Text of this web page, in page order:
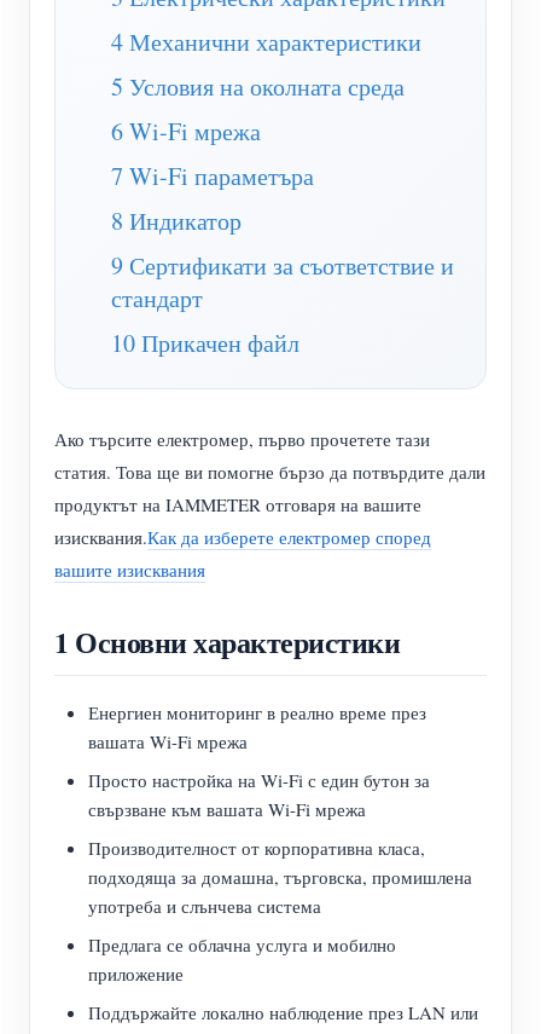
WiFi контролер за захранване
IAMMETER Cloud Pro
Услуга за самостоятелно хостване
EV зарядно устройство
IAMMETER Симулатор
Виртуален измервателен уред
Система за енергийно прогнозиране и симулация
Приложения
Енергиен монитор на слънчева фотоволтаична
Монитор за потребление на електроенергия
Система за управление на фотоволтаични
нагреватели
Фабричен енергиен мониторинг
Магазин
Ресурси
Бърз старт на продукта
Документ
Обучително видео
Новини
Блогове
Общност
Разработчик
Разгледайте
Контакт
За нас
4 Механични характеристики
5 Условия на околната среда
6 Wi-Fi мрежа
7 Wi-Fi параметъра
8 Индикатор
9 Сертификати за съответствие и
стандарт
10 Прикачен файл
Ако търсите електромер, първо прочетете тази
статия. Това ще ви помогне бързо да потвърдите дали
продуктът на IAMMETER отговаря на вашите
изисквания.Как да изберете електромер според
вашите изисквания
1 Основни характеристики
Енергиен мониторинг в реално време през
вашата Wi-Fi мрежа
Просто настройка на Wi-Fi с един бутон за
свързване към вашата Wi-Fi мрежа
Производителност от корпоративна класа,
подходяща за домашна, търговска, промишлена
употреба и слънчева система
Предлага се облачна услуга и мобилно
приложение
Поддържайте локално наблюдение през LAN или